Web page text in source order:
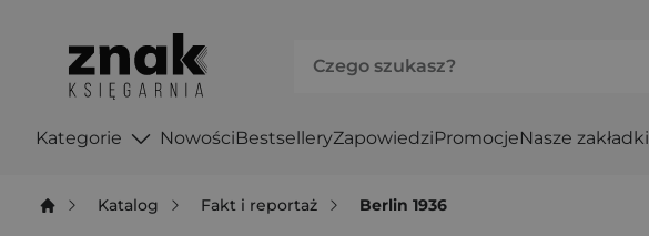
Kategorie NowościBestselleryZapowiedziPromocjeNasze zakładki
Katalog Fakt i reportaż Berlin 1936